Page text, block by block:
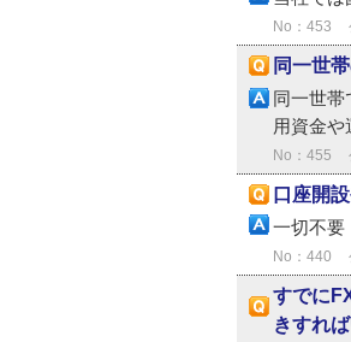
No：453
同一世
同一世帯
用資金や
No：455
口座開
一切不要
No：440
すでに
きすれ